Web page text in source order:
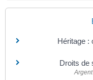
Héritage :
Droits de